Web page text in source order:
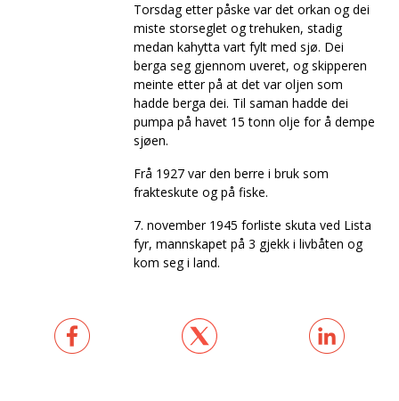
Torsdag etter påske var det orkan og dei
miste storseglet og trehuken, stadig
medan kahytta vart fylt med sjø. Dei
berga seg gjennom uveret, og skipperen
meinte etter på at det var oljen som
hadde berga dei. Til saman hadde dei
pumpa på havet 15 tonn olje for å dempe
sjøen.
Frå 1927 var den berre i bruk som
frakteskute og på fiske.
7. november 1945 forliste skuta ved Lista
fyr, mannskapet på 3 gjekk i livbåten og
kom seg i land.